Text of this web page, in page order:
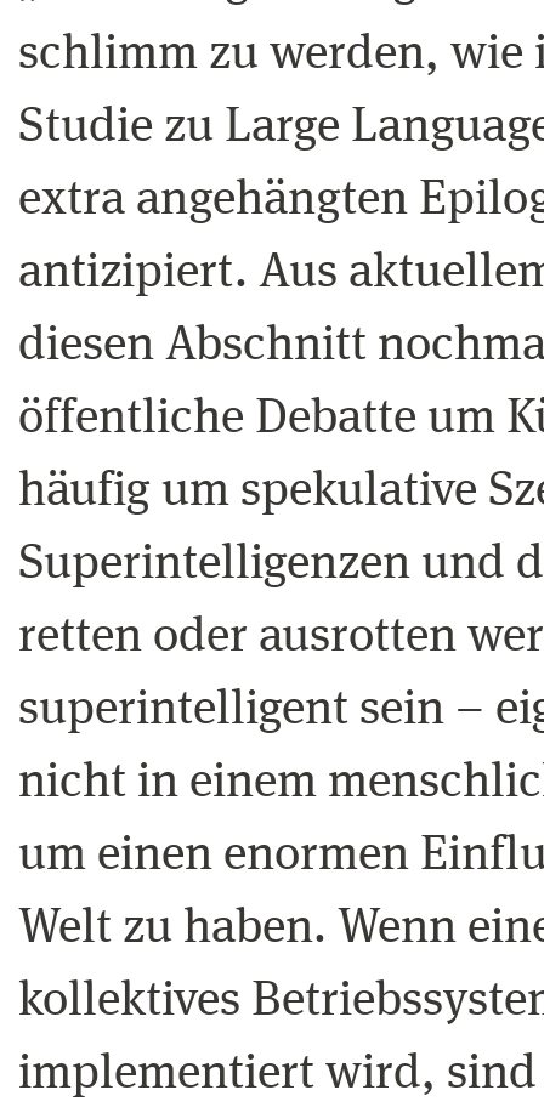
schlimm zu werden, wie
Studie zu Large
extra angehängten
antizipiert. Aus
diesen Abschnitt
öffentliche Debatte um
häufig um spekulative
Superintelligenzen und
retten oder ausrotten
superintelligent sein –
nicht in einem
um einen enormen
Welt zu haben. Wenn
kollektives
implementiert wird, sind